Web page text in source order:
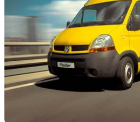
Utilitaires
Auto
Services
Forum